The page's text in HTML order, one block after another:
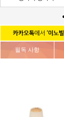
필독 사항